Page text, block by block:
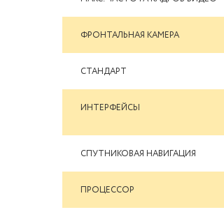
ФРОНТАЛЬНАЯ КАМЕРА
СТАНДАРТ
ИНТЕРФЕЙСЫ
СПУТНИКОВАЯ НАВИГАЦИЯ
ПРОЦЕССОР